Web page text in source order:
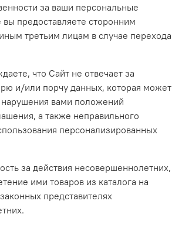
за ваши персональные
предоставляете сторонним
третьим лицам в случае перехода
что Сайт не отвечает за
и/или порчу данных, которая может
нарушения вами положений
а также неправильного
персонализированных
за действия несовершеннолетних,
ими товаров из каталога на
представителях